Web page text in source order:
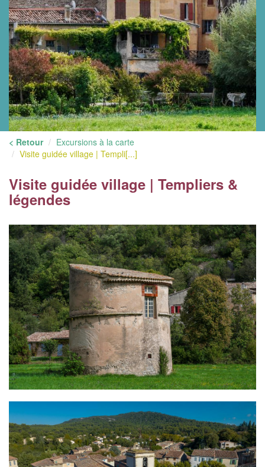
< Retour
Excursions à la carte
Visite guidée village | Templi[...]
Visite guidée village | Templiers &
légendes